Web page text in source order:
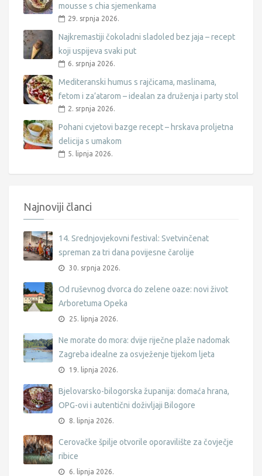
mousse s chia sjemenkama
29. srpnja 2026.
Najkremastiji čokoladni sladoled bez jaja – recept
koji uspijeva svaki put
6. srpnja 2026.
Mediteranski humus s rajčicama, maslinama,
fetom i za’atarom – idealan za druženja i party stol
2. srpnja 2026.
Pohani cvjetovi bazge recept – hrskava proljetna
delicija s umakom
5. lipnja 2026.
Najnoviji članci
14. Srednjovjekovni festival: Svetvinčenat
spreman za tri dana povijesne čarolije
30. srpnja 2026.
Od ruševnog dvorca do zelene oaze: novi život
Arboretuma Opeka
25. lipnja 2026.
Ne morate do mora: dvije riječne plaže nadomak
Zagreba idealne za osvježenje tijekom ljeta
19. lipnja 2026.
Bjelovarsko-bilogorska županija: domaća hrana,
OPG-ovi i autentični doživljaji Bilogore
8. lipnja 2026.
Cerovačke špilje otvorile oporavilište za čovječje
ribice
6. lipnja 2026.